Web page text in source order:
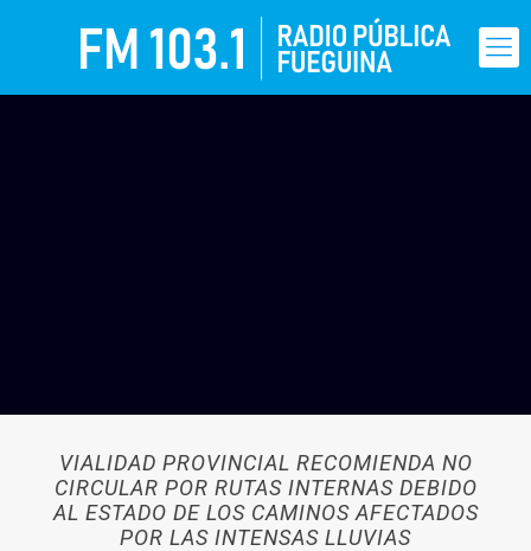
VIALIDAD PROVINCIAL RECOMIENDA NO
CIRCULAR POR RUTAS INTERNAS DEBIDO
AL ESTADO DE LOS CAMINOS AFECTADOS
POR LAS INTENSAS LLUVIAS